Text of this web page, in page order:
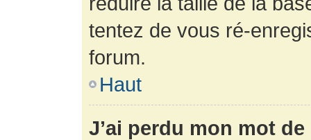
tentez de vous ré-
forum.
Haut
J’ai perdu mon mot